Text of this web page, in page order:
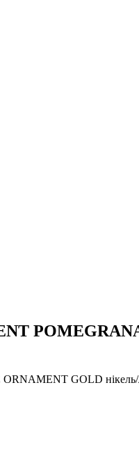
GOLD нікель/